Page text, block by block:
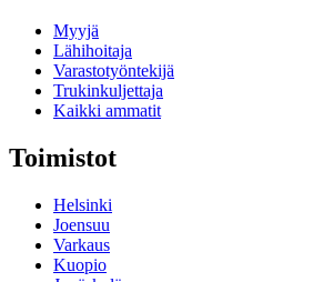
Myyjä
Lähihoitaja
Varastotyöntekijä
Trukinkuljettaja
Kaikki ammatit
Toimistot
Helsinki
Joensuu
Varkaus
Kuopio